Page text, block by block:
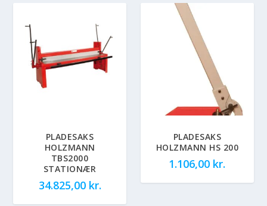
PLADESAKS
HOLZMANN
TBS2000
STATIONÆR
34.825,00 kr.
PLADESAKS
HOLZMANN HS 200
1.106,00 kr.